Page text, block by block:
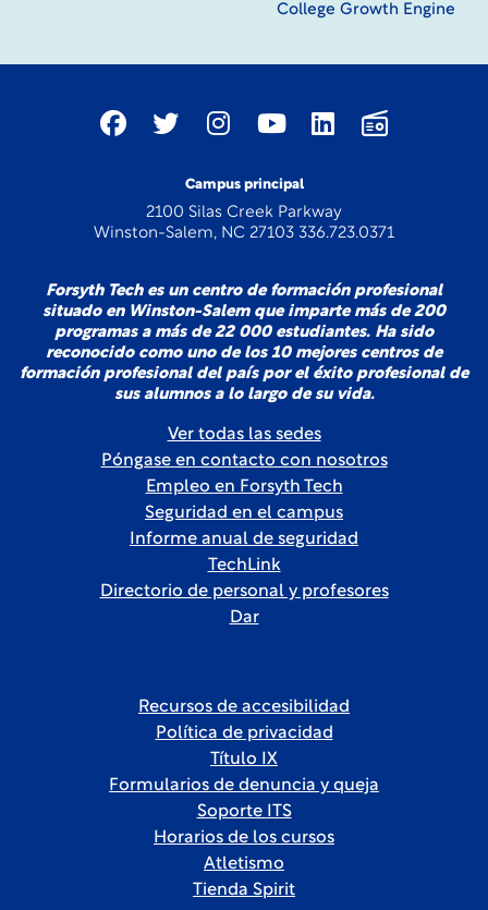
College Growth Engine
Campus principal
2100 Silas Creek Parkway
Winston-Salem, NC 27103 336.723.0371
Forsyth Tech es un centro de formación profesional
situado en Winston-Salem que imparte más de 200
programas a más de 22 000 estudiantes. Ha sido
reconocido como uno de los 10 mejores centros de
formación profesional del país por el éxito profesional de
sus alumnos a lo largo de su vida.
Ver todas las sedes
Póngase en contacto con nosotros
Empleo en Forsyth Tech
Seguridad en el campus
Informe anual de seguridad
TechLink
Directorio de personal y profesores
Dar
Recursos de accesibilidad
Política de privacidad
Título IX
Formularios de denuncia y queja
Soporte ITS
Horarios de los cursos
Atletismo
Tienda Spirit